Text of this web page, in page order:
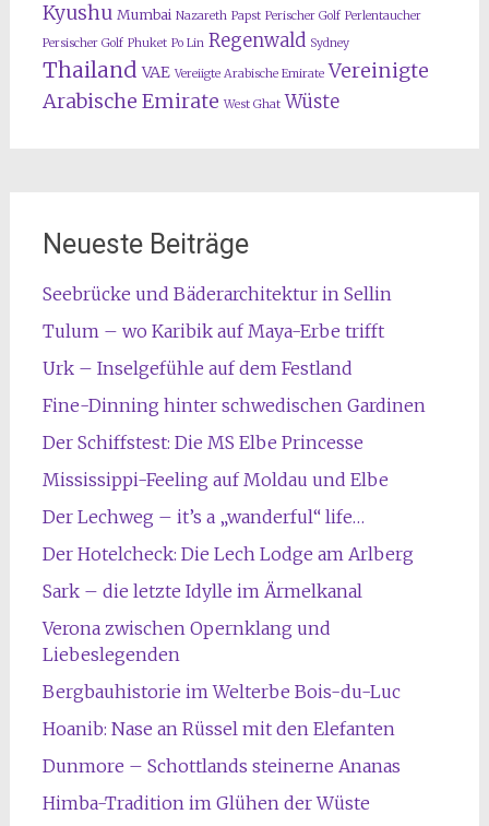
Kyushu Mumbai Nazareth Papst Perischer Golf Perlentaucher
Persischer Golf Phuket Po Lin Regenwald Sydney
Thailand VAE Vereiigte Arabische Emirate Vereinigte
Arabische Emirate West Ghat Wüste
Neueste Beiträge
Seebrücke und Bäderarchitektur in Sellin
Tulum – wo Karibik auf Maya-Erbe trifft
Urk – Inselgefühle auf dem Festland
Fine-Dinning hinter schwedischen Gardinen
Der Schiffstest: Die MS Elbe Princesse
Mississippi-Feeling auf Moldau und Elbe
Der Lechweg – it’s a „wanderful“ life…
Der Hotelcheck: Die Lech Lodge am Arlberg
Sark – die letzte Idylle im Ärmelkanal
Verona zwischen Opernklang und
Liebeslegenden
Bergbauhistorie im Welterbe Bois-du-Luc
Hoanib: Nase an Rüssel mit den Elefanten
Dunmore – Schottlands steinerne Ananas
Himba-Tradition im Glühen der Wüste